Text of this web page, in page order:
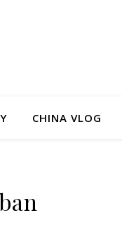
CHINA VLOG